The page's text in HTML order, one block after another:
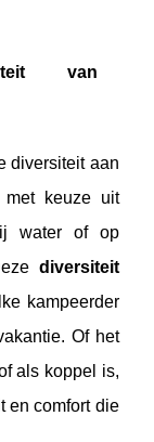
van
diversiteit aan
met keuze uit
water of op
diversiteit
kampeerder
Of het
als koppel is,
en comfort die